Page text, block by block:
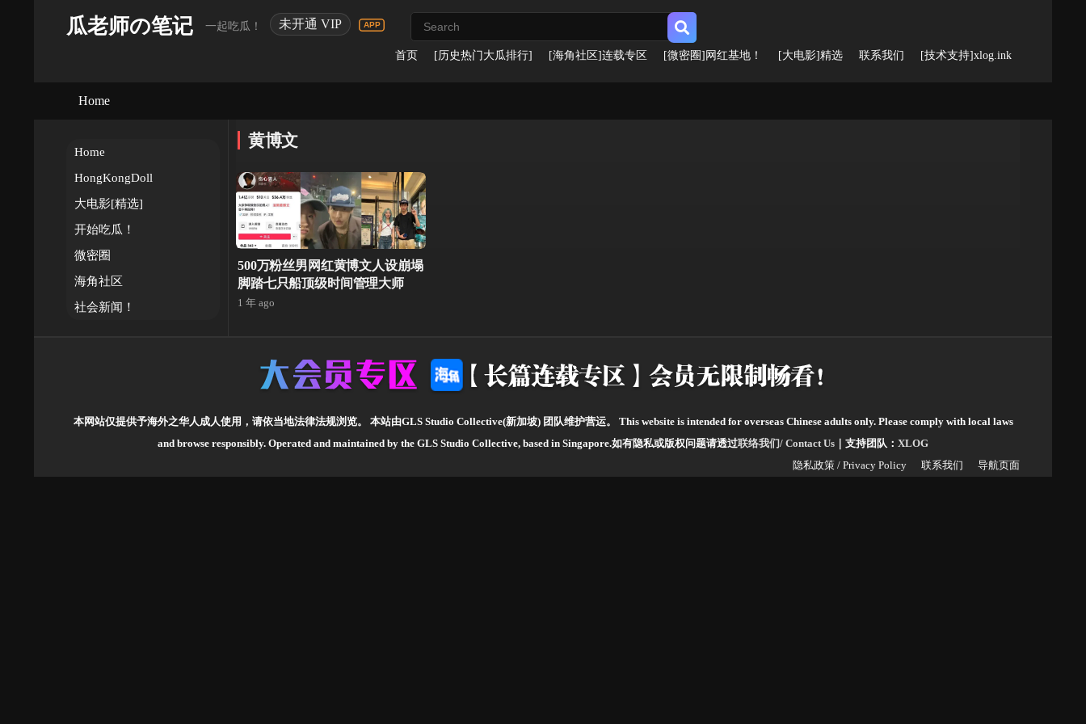
瓜老师の笔记 未开通 VIP
一起吃瓜！
首页 [历史热门大瓜排行] [海角社区]连载专区 [微密圈]网红基地！ [大电影]精选 联系我们 [技术支持]xlog.ink
Home
Home
HongKongDoll
大电影[精选]
开始吃瓜！
微密圈
海角社区
社会新闻！
黄博文
500万粉丝男网红黄博文人设崩塌
脚踏七只船顶级时间管理大师
1 年 ago
本网站仅提供予海外之华人成人使用，请依当地法律法规浏览。 本站由GLS Studio Collective(新加坡) 团队维护营运。
This website is intended for overseas Chinese adults only. Please comply with local laws
and browse responsibly. Operated and maintained by the GLS Studio Collective, based in Singapore.如有隐私或版权问题请透过联络我们/ Contact Us ｜支持团队： XLOG
隐私政策 / Privacy Policy
联系我们 导航页面